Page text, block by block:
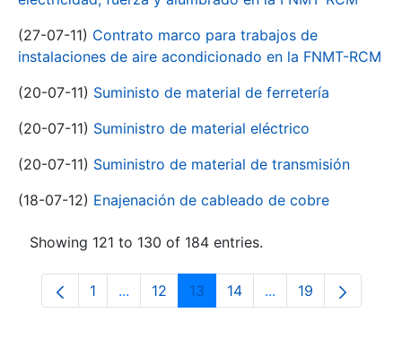
(27-07-11) Contrato marco para trabajos de
instalaciones de aire acondicionado en la FNMT-RCM
(20-07-11) Suministo de material de ferretería
(20-07-11) Suministro de material eléctrico
(20-07-11) Suministro de material de transmisión
(18-07-12) Enajenación de cableado de cobre
Showing 121 to 130 of 184 entries.
Page
1 ...Intermediate Pages Use TAB to navigate.
Page
12 Page
13 Page
14 ...Intermediate
Page
19